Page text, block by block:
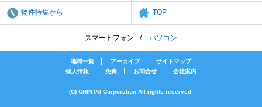
物件特集から TOP
スマートフォン パソコン
地域一覧 アーカイブ
サイトマップ
個人情報
免責 お問合せ 会社案内
(C) CHINTAI Corporation All rights reserved.